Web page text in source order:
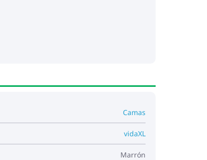
Camas
vidaXL
Marrón